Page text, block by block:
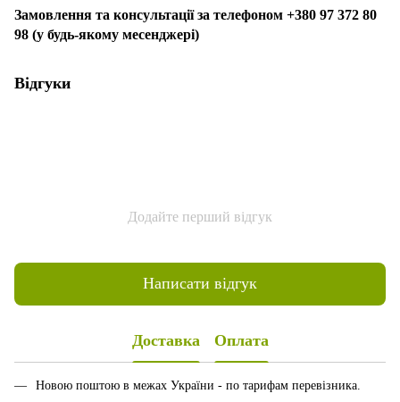
Замовлення та консультації за телефоном +380 97 372 80
98 (у будь-якому месенджері)
Відгуки
Додайте перший відгук
Написати відгук
Доставка Оплата
Новою поштою в межах України - по тарифам перевізника.